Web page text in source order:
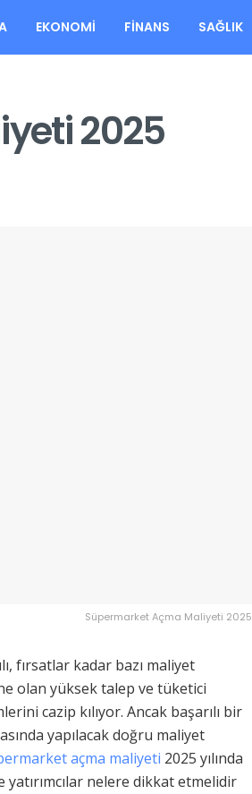
EKONOMI FINANS SAĞLIK
2025
Süpermarket Açma Maliyeti 2025
fırsatlar kadar bazı maliyet
olan yüksek talep ve tüketici
cazip kılıyor. Ancak başarılı bir
yapılacak doğru maliyet
açma maliyeti 2025 yılında
nelere dikkat etmelidir